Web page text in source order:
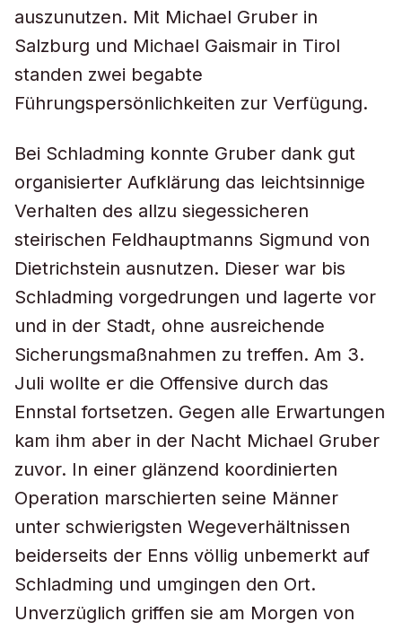
auszunutzen. Mit Michael Gruber in
Salzburg und Michael Gaismair in Tirol
standen zwei begabte
Führungspersönlichkeiten zur Verfügung.
Bei Schladming konnte Gruber dank gut
organisierter Aufklärung das leichtsinnige
Verhalten des allzu siegessicheren
steirischen Feldhauptmanns Sigmund von
Dietrichstein ausnutzen. Dieser war bis
Schladming vorgedrungen und lagerte vor
und in der Stadt, ohne ausreichende
Sicherungsmaßnahmen zu treffen. Am 3.
Juli wollte er die Offensive durch das
Ennstal fortsetzen. Gegen alle Erwartungen
kam ihm aber in der Nacht Michael Gruber
zuvor. In einer glänzend koordinierten
Operation marschierten seine Männer
unter schwierigsten Wegeverhältnissen
beiderseits der Enns völlig unbemerkt auf
Schladming und umgingen den Ort.
Unverzüglich griffen sie am Morgen von